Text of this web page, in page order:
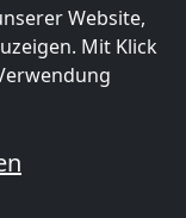
Website,
Mit Klick